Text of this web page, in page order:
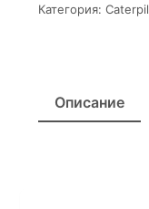
Категория:
Описание